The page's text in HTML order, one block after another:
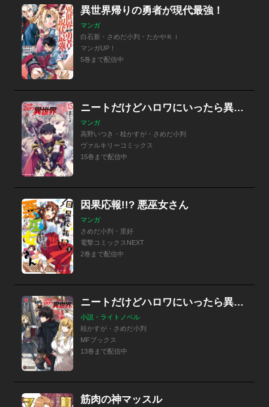
異世界帰りの勇者が現代最強！
マンガ
白石新・さめだ小判・たかやＫｉ
マンガUP！
5巻まで配信中
ニートだけどハロワにいったら異世界につれてかれた
マンガ
高野いつき・桂かすが・さめだ小判
ヴァルキリーコミックス
15巻まで配信中
因果応報!!? 悪巫女さん
マンガ
さめだ小判・里好
電撃コミックスNEXT
2巻まで配信中
ニートだけどハロワにいったら異世界につれてかれた
小説・ライトノベル
桂かすが・さめだ小判
MFブックス
13巻まで配信中
筋肉の神マッスル